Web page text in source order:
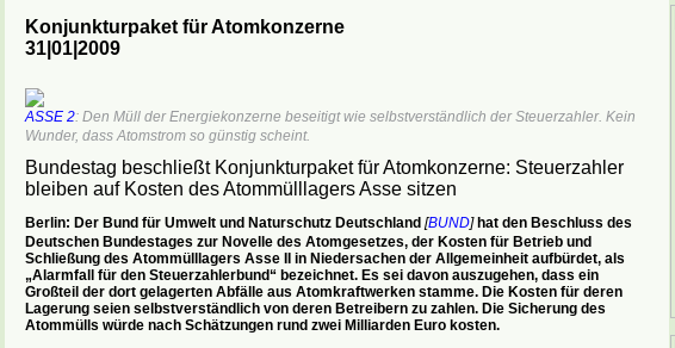
Konjunkturpaket für Atomkonzerne
31|01|2009
ASSE 2: Den Müll der Energiekonzerne beseitigt wie selbstverständlich der Steuerzahler. Kein
Wunder, dass Atomstrom so günstig scheint.
Bundestag beschließt Konjunkturpaket für Atomkonzerne: Steuerzahler
bleiben auf Kosten des Atommülllagers Asse sitzen
Berlin: Der Bund für Umwelt und Naturschutz Deutschland [BUND]hat den Beschluss des
Deutschen Bundestages zur Novelle des Atomgesetzes, der Kosten für Betrieb und
Schließung des Atommülllagers Asse II in Niedersachen der Allgemeinheit aufbürdet, als
„Alarmfall für den Steuerzahlerbund“ bezeichnet. Es sei davon auszugehen, dass ein
Großteil der dort gelagerten Abfälle aus Atomkraftwerken stamme. Die Kosten für deren
Lagerung seien selbstverständlich von deren Betreibern zu zahlen. Die Sicherung des
Atommülls würde nach Schätzungen rund zwei Milliarden Euro kosten.